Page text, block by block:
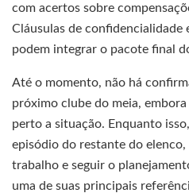
com acertos sobre
Cláusulas de confidencialidade
podem integrar o pacote final
Até o momento, não há
próximo clube do meia,
perto a situação. Enquanto
episódio do restante do
trabalho e seguir o
uma de suas principais